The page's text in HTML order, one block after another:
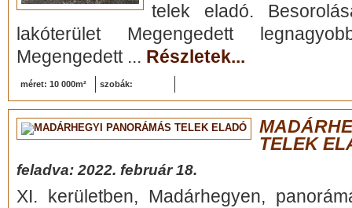
telek eladó.
lakóterület Megengedett
Megengedett ... Részletek...
méret: 10 000m² szobák:
TELEK
feladva: 2022. február 18.
XI. kerületben, Madárhegyen,